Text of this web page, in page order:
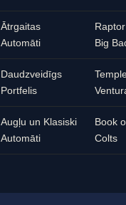
Ātrgaitas
Automāti
Big
Daudzveidīgs
Portfelis
Augļu un Klasiski
Automāti
Book
Colts